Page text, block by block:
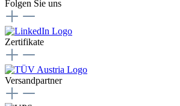
Folgen Sie uns
Zertifikate
Versandpartner